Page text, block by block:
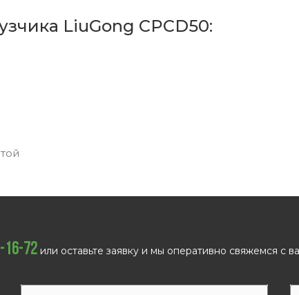
LiuGong CPCD50:
16-72 или оставьте заявку и мы оперативно свяжемся с